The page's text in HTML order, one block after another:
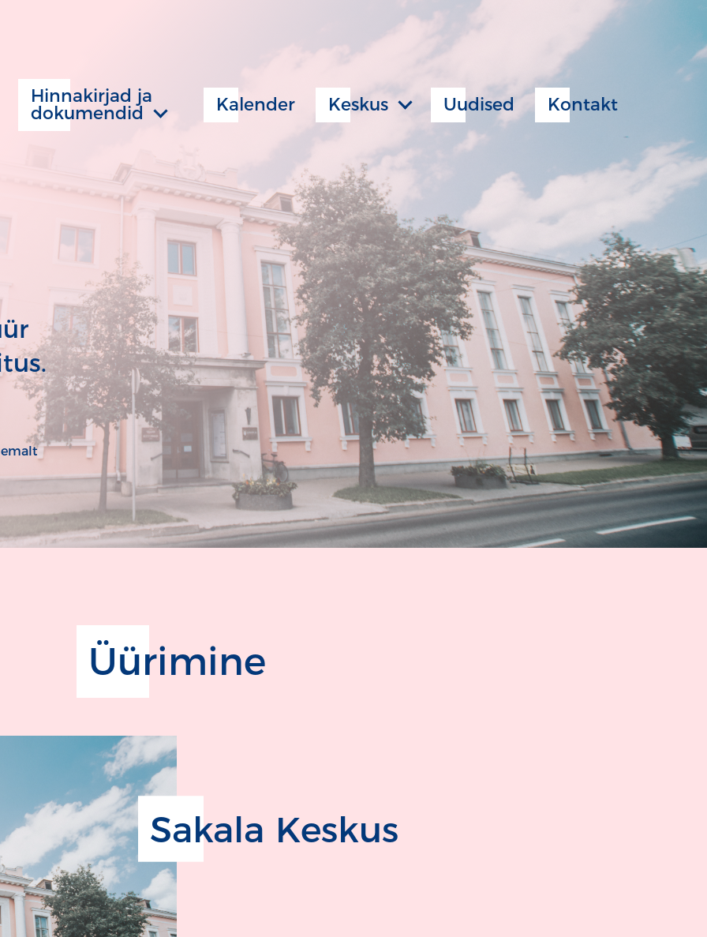
Hinnakirjad ja
dokumendid
Kalender Keskus Uudised Kontakt
Üürimine
Sakala Keskus